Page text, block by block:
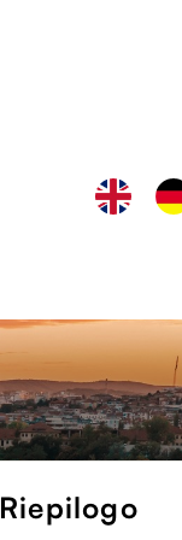
Riepilogo